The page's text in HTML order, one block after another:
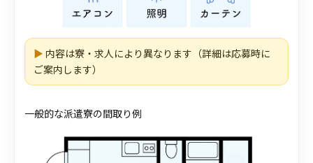
▶ 内容は寮・求人により異なります（詳細は応募時に
ご案内します）
一般的な派遣寮の間取り例